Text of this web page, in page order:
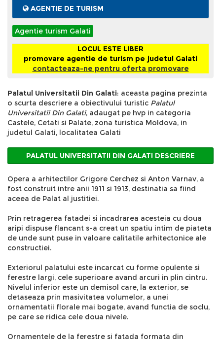
AGENTIE DE TURISM
Agentie turism Galati
LOCUL ESTE LIBER
promovare agentie de turism pe judetul Galati
contacteaza-ne pentru oferta promovare
Palatul Universitatii Din Galati: aceasta pagina prezinta
o scurta descriere a obiectivului turistic Palatul
Universitatii Din Galati, adaugat pe hvp in categoria
Castele, Cetati si Palate, zona turistica Moldova, in
judetul Galati, localitatea Galati
PALATUL UNIVERSITATII DIN GALATI DESCRIERE
Opera a arhitectilor Grigore Cerchez si Anton Varnav, a
fost construit intre anii 1911 si 1913, destinatia sa fiind
aceea de Palat al justitiei.
Prin retragerea fatadei si incadrarea acesteia cu doua
aripi dispuse flancant s-a creat un spatiu intim de piateta
de unde sunt puse in valoare calitatile arhitectonice ale
constructiei.
Exteriorul palatului este incarcat cu forme opulente si
ferestre largi, cele superioare avand arcuri in plin cintru.
Nivelul inferior este un demisol care, la exterior, se
detaseaza prin masivitatea volumelor, a unei
ornamentatii florale mai bogate, avand functia de soclu,
pe care se ridica cele doua nivele.
Ornamentele de la ferestre si fatada formata din